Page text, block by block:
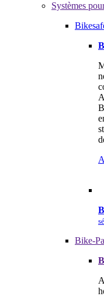
Systèmes
Bike-